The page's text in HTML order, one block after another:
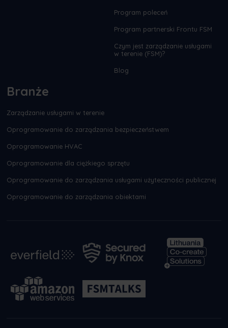
Program poleceń
Program partnerski Frontu FSM
Czym jest zarządzanie usługami
w terenie (FSM)?
Blog
Branże
Zarządzanie usługami w terenie
Oprogramowanie do zarządzania bezpieczeństwem
Oprogramowanie HVAC
Oprogramowanie dla ciężkiego sprzętu
Oprogramowanie do zarządzania usługami użyteczności publicznej
Oprogramowanie do zarządzania obiektami